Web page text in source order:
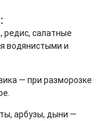
редис, салатные
водянистыми и
— при разморозке
арбузы, дыни —